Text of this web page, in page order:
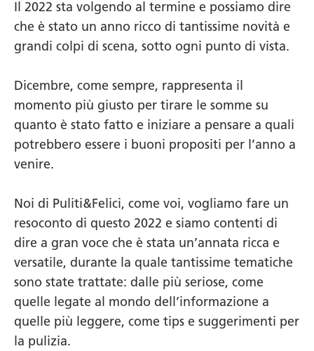
Il 2022 sta volgendo al termine e possiamo dire
che è stato un anno ricco di tantissime novità e
grandi colpi di scena, sotto ogni punto di vista.
Dicembre, come sempre, rappresenta il
momento più giusto per tirare le somme su
quanto è stato fatto e iniziare a pensare a quali
potrebbero essere i buoni propositi per l’anno a
venire.
Noi di Puliti&Felici, come voi, vogliamo fare un
resoconto di questo 2022 e siamo contenti di
dire a gran voce che è stata un’annata ricca e
versatile, durante la quale tantissime tematiche
sono state trattate: dalle più seriose, come
quelle legate al mondo dell’informazione a
quelle più leggere, come tips e suggerimenti per
la pulizia.